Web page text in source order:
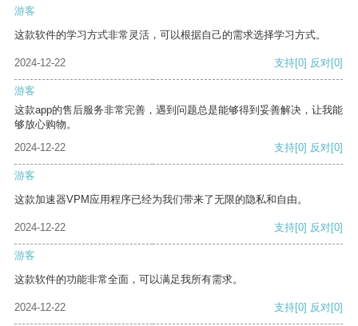
游客
这款软件的学习方式非常灵活，可以根据自己的需求选择学习方式。
2024-12-22 支持[0] 反对[0]
游客
这款app的售后服务非常完善，遇到问题总是能够得到妥善解决，让我能
够放心购物。
2024-12-22
支持[0] 反对[0]
游客
这款加速器VPM应用程序已经为我们带来了无限的隐私和自由。
2024-12-22 支持[0] 反对[0]
游客
这款软件的功能非常全面，可以满足我所有需求。
2024-12-22 支持[0] 反对[0]